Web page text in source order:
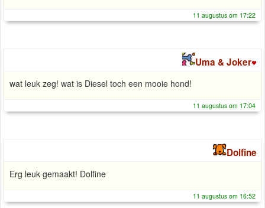
11 augustus om 17:22
Uma & Joker
wat leuk zeg! wat is Diesel toch een mooie hond!
11 augustus om 17:04
Dolfine
Erg leuk gemaakt! Dolfine
11 augustus om 16:52